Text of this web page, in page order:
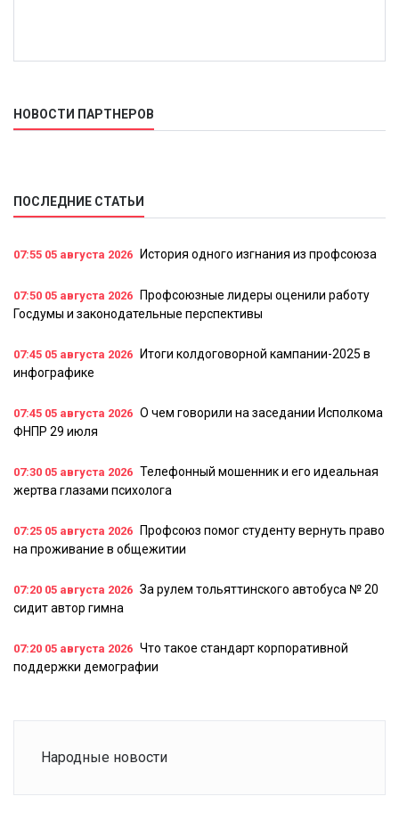
НОВОСТИ ПАРТНЕРОВ
ПОСЛЕДНИЕ СТАТЬИ
07:55 05 августа 2026 История одного изгнания из профсоюза
07:50 05 августа 2026
Профсоюзные лидеры оценили работу
Госдумы и законодательные перспективы
07:45 05 августа 2026
Итоги колдоговорной кампании-2025 в
инфографике
07:45 05 августа 2026 О чем говорили на заседании Исполкома
ФНПР 29 июля
07:30 05 августа 2026 Телефонный мошенник и его идеальная
жертва глазами психолога
07:25 05 августа 2026
Профсоюз помог студенту вернуть право
на проживание в общежитии
07:20 05 августа 2026 За рулем тольяттинского автобуса № 20
сидит автор гимна
07:20 05 августа 2026 Что такое стандарт корпоративной
поддержки демографии
Народные новости